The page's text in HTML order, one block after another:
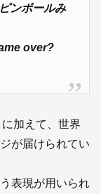
ンボールみ
over?
加えて、世界
が届けられてい
表現が用いられ